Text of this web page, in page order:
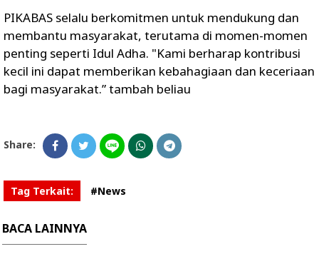
PIKABAS selalu berkomitmen untuk mendukung dan
membantu masyarakat, terutama di momen-momen
penting seperti Idul Adha. "Kami berharap kontribusi
kecil ini dapat memberikan kebahagiaan dan keceriaan
bagi masyarakat.” tambah beliau
Share:
Tag Terkait: #News
BACA LAINNYA